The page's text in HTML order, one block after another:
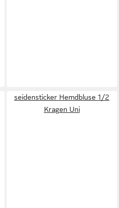
seidensticker Hemdbluse 1/2
Kragen Uni